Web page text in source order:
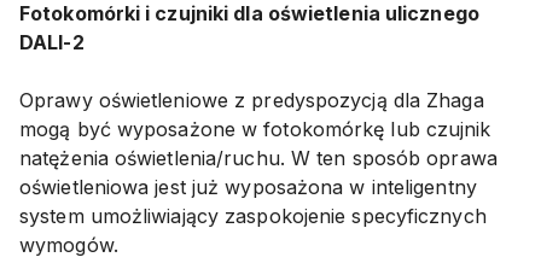
Fotokomórki i czujniki dla oświetlenia ulicznego
DALI-2
Oprawy oświetleniowe z predyspozycją dla Zhaga
mogą być wyposażone w fotokomórkę lub czujnik
natężenia oświetlenia/ruchu. W ten sposób oprawa
oświetleniowa jest już wyposażona w inteligentny
system umożliwiający zaspokojenie specyficznych
wymogów.